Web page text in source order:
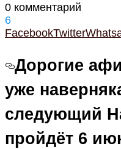
0 комментарий
6
FacebookTwitter
Дорогие
уже
следующий
пройдёт 6